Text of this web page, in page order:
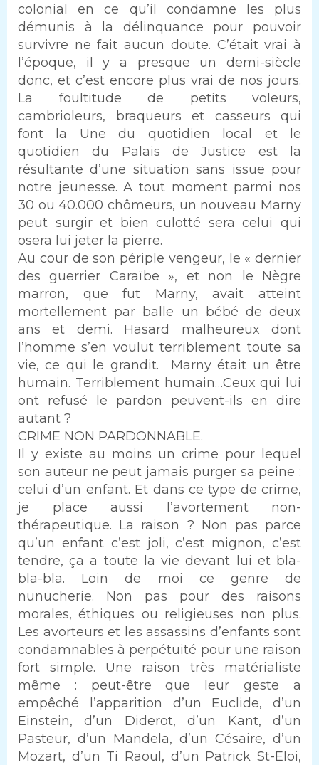
colonial en ce qu’il condamne les plus
démunis à la délinquance pour pouvoir
survivre ne fait aucun doute. C’était vrai à
l’époque, il y a presque un demi-siècle
donc, et c’est encore plus vrai de nos jours.
La foultitude de petits voleurs,
cambrioleurs, braqueurs et casseurs qui
font la Une du quotidien local et le
quotidien du Palais de Justice est la
résultante d’une situation sans issue pour
notre jeunesse. A tout moment parmi nos
30 ou 40.000 chômeurs, un nouveau Marny
peut surgir et bien culotté sera celui qui
osera lui jeter la pierre.
Au cour de son périple vengeur, le « dernier
des guerrier Caraïbe », et non le Nègre
marron, que fut Marny, avait atteint
mortellement par balle un bébé de deux
ans et demi. Hasard malheureux dont
l’homme s’en voulut terriblement toute sa
vie, ce qui le grandit. Marny était un être
humain. Terriblement humain…Ceux qui lui
ont refusé le pardon peuvent-ils en dire
autant ?
CRIME NON PARDONNABLE.
Il y existe au moins un crime pour lequel
son auteur ne peut jamais purger sa peine :
celui d’un enfant. Et dans ce type de crime,
je place aussi l’avortement non-
thérapeutique. La raison ? Non pas parce
qu’un enfant c’est joli, c’est mignon, c’est
tendre, ça a toute la vie devant lui et bla-
bla-bla. Loin de moi ce genre de
nunucherie. Non pas pour des raisons
morales, éthiques ou religieuses non plus.
Les avorteurs et les assassins d’enfants sont
condamnables à perpétuité pour une raison
fort simple. Une raison très matérialiste
même : peut-être que leur geste a
empêché l’apparition d’un Euclide, d’un
Einstein, d’un Diderot, d’un Kant, d’un
Pasteur, d’un Mandela, d’un Césaire, d’un
Mozart, d’un Ti Raoul, d’un Patrick St-Eloi,